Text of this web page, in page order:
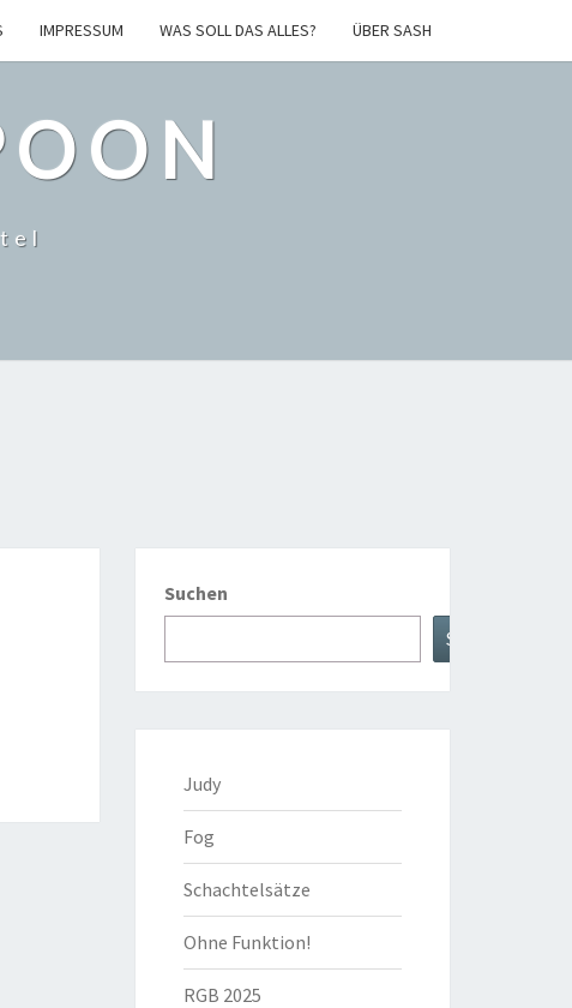
IMPRESSUM WAS SOLL DAS ALLES? ÜBER SASH
Suchen
Suche
Judy
Fog
Schachtelsätze
Ohne Funktion!
RGB 2025